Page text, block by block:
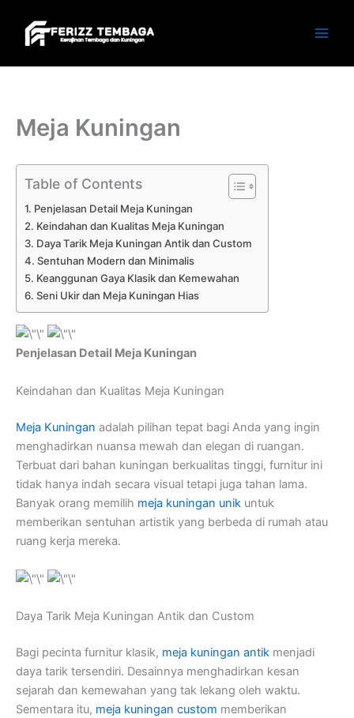
content
Meja Kuningan
Table of Contents
Penjelasan Detail Meja Kuningan
Keindahan dan Kualitas Meja Kuningan
Daya Tarik Meja Kuningan Antik dan Custom
Sentuhan Modern dan Minimalis
Keanggunan Gaya Klasik dan Kemewahan
Seni Ukir dan Meja Kuningan Hias
Penjelasan Detail Meja Kuningan
Keindahan dan Kualitas Meja Kuningan
Meja Kuningan adalah pilihan tepat bagi Anda yang ingin
menghadirkan nuansa mewah dan elegan di ruangan.
Terbuat dari bahan kuningan berkualitas tinggi, furnitur ini
tidak hanya indah secara visual tetapi juga tahan lama.
Banyak orang memilih meja kuningan unik untuk
memberikan sentuhan artistik yang berbeda di rumah atau
ruang kerja mereka.
Daya Tarik Meja Kuningan Antik dan Custom
Bagi pecinta furnitur klasik, meja kuningan antik menjadi
daya tarik tersendiri. Desainnya menghadirkan kesan
sejarah dan kemewahan yang tak lekang oleh waktu.
Sementara itu, meja kuningan custom memberikan